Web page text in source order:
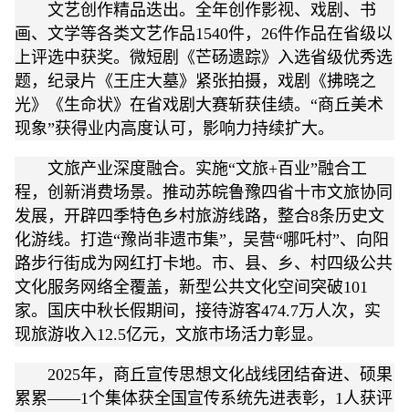
文艺创作精品迭出。全年创作影视、戏剧、书
画、文学等各类文艺作品1540件，26件作品在省级以
上评选中获奖。微短剧《芒砀遗踪》入选省级优秀选
题，纪录片《王庄大墓》紧张拍摄，戏剧《拂晓之
光》《生命状》在省戏剧大赛斩获佳绩。“商丘美术
现象”获得业内高度认可，影响力持续扩大。
文旅产业深度融合。实施“文旅+百业”融合工
程，创新消费场景。推动苏皖鲁豫四省十市文旅协同
发展，开辟四季特色乡村旅游线路，整合8条历史文
化游线。打造“豫尚非遗市集”，吴营“哪吒村”、向阳
路步行街成为网红打卡地。市、县、乡、村四级公共
文化服务网络全覆盖，新型公共文化空间突破101
家。国庆中秋长假期间，接待游客474.7万人次，实
现旅游收入12.5亿元，文旅市场活力彰显。
2025年，商丘宣传思想文化战线团结奋进、硕果
累累——1个集体获全国宣传系统先进表彰，1人获评